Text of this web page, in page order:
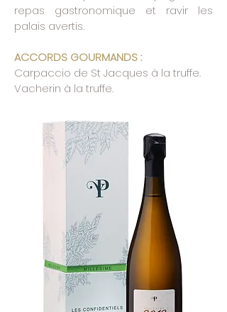
repas gastronomique et ravir les
palais avertis.
ACCORDS GOURMANDS :
Carpaccio de St Jacques à la truffe.
Vacherin à la truffe.